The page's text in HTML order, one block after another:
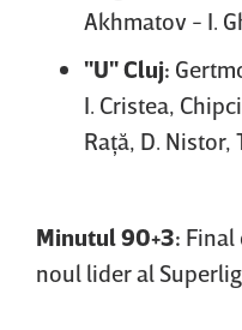
Akhmatov - I.
"U" Cluj:
I. Cristea,
Raţă, D. Nistor,
Minutul 90+3: Final
noul lider al